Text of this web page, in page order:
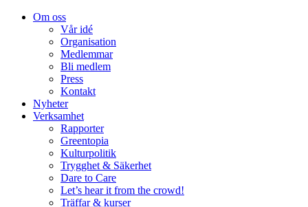
Om oss
Vår idé
Organisation
Medlemmar
Bli medlem
Press
Kontakt
Nyheter
Verksamhet
Rapporter
Greentopia
Kulturpolitik
Trygghet & Säkerhet
Dare to Care
Let’s hear it from the crowd!
Träffar & kurser